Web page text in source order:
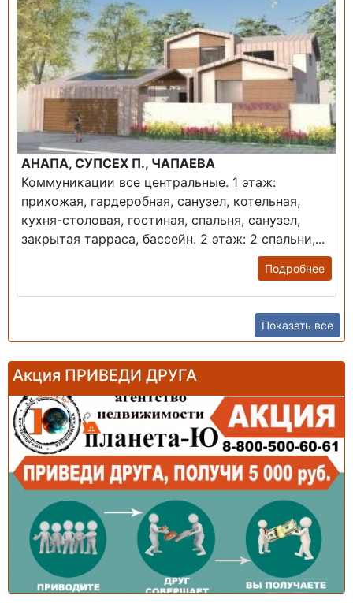
АНАПА, СУПСЕХ П., ЧАПАЕВА
Коммуникации все центральные. 1 этаж:
прихожая, гардеробная, санузел, котельная,
кухня-столовая, гостиная, спальня, санузел,
закрытая тарраса, бассейн. 2 этаж: 2 спальни,...
Подробнее
Показать все
Акция ПРИВЕДИ ДРУГА